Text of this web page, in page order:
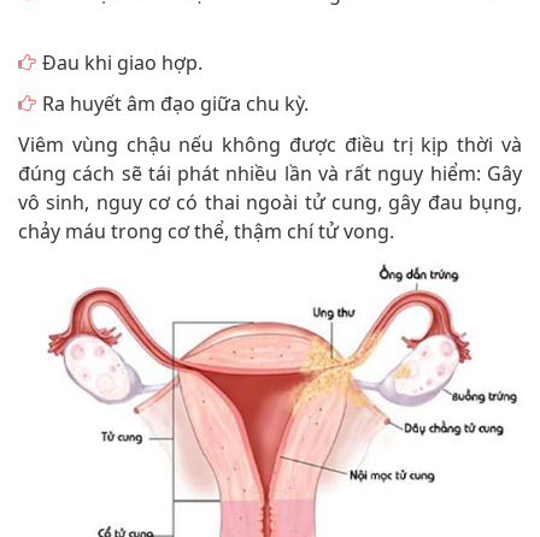
Đau khi giao hợp.
Ra huyết âm đạo giữa chu kỳ.
Viêm vùng chậu nếu không được điều trị kịp thời và
đúng cách sẽ tái phát nhiều lần và rất nguy hiểm: Gây
vô sinh, nguy cơ có thai ngoài tử cung, gây đau bụng,
chảy máu trong cơ thể, thậm chí tử vong.